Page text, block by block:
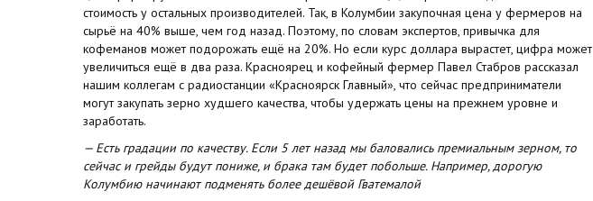
стоимость у остальных производителей. Так, в Колумбии закупочная цена у фермеров на
сырьё на 40% выше, чем год назад. Поэтому, по словам экспертов, привычка для
кофеманов может подорожать ещё на 20%. Но если курс доллара вырастет, цифра может
увеличиться ещё в два раза. Красноярец и кофейный фермер Павел Стабров рассказал
нашим коллегам с радиостанции «Красноярск Главный», что сейчас предприниматели
могут закупать зерно худшего качества, чтобы удержать цены на прежнем уровне и
заработать.
— Есть градации по качеству. Если 5 лет назад мы баловались премиальным зерном, то
сейчас и грейды будут пониже, и брака там будет побольше. Например, дорогую
Колумбию начинают подменять более дешёвой Гватемалой